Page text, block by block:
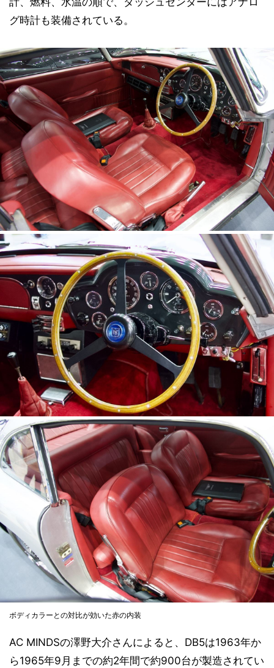
グ時計も装備されている。
ボディカラーとの対比が効いた赤の内装
AC MINDSの澤野大介さんによると、DB5は1963年か
ら1965年9月までの約2年間で約900台が製造されてい